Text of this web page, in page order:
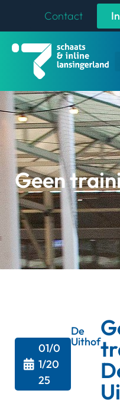
Contact
Geen
01/0
1/20
25
De
Uithof